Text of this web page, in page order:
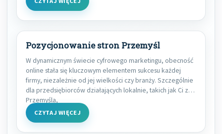
Pozycjonowanie stron Przemyśl
W dynamicznym świecie cyfrowego marketingu, obecność
online stała się kluczowym elementem sukcesu każdej
firmy, niezależnie od jej wielkości czy branży. Szczególnie
dla przedsiębiorców działających lokalnie, takich jak Ci z
Przemyśla,
CZYTAJ WIĘCEJ